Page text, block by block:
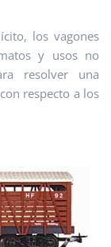
los vagones
y usos no
resolver una
respecto a los